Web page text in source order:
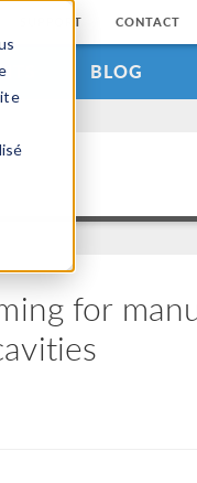
SUPPORT CONTACT
BLOG
for